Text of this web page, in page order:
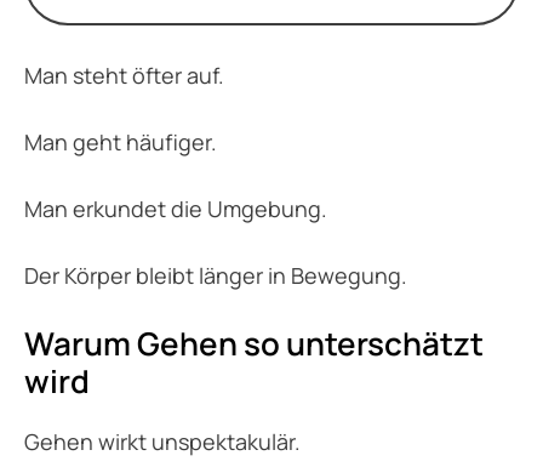
Man steht öfter auf.
Man geht häufiger.
Man erkundet die Umgebung.
Der Körper bleibt länger in Bewegung.
Warum Gehen so unterschätzt
wird
Gehen wirkt unspektakulär.